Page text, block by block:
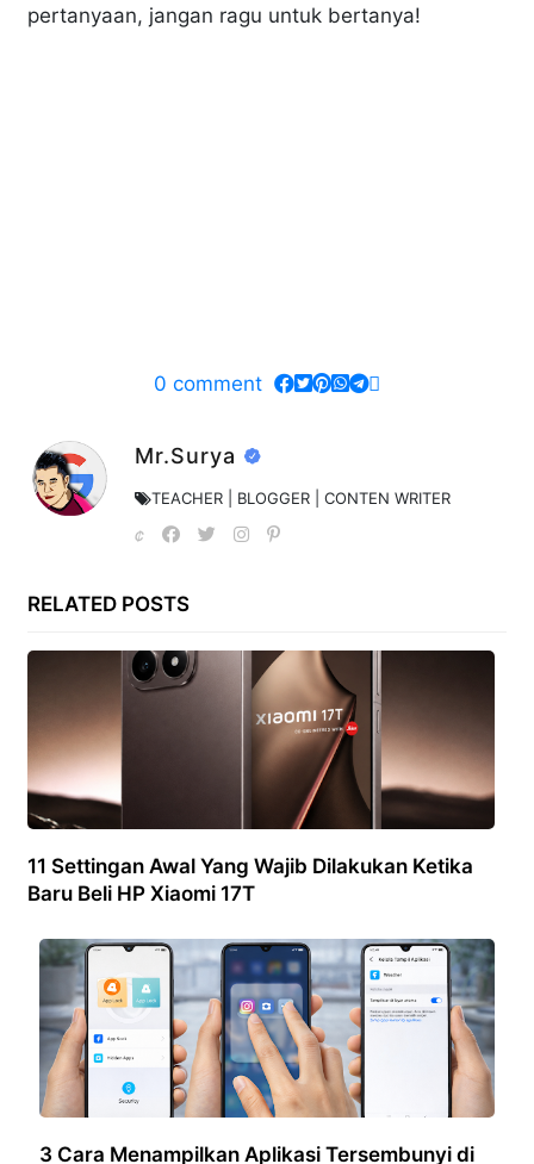
pertanyaan, jangan ragu untuk bertanya!
0 comment
Mr.Surya
TEACHER | BLOGGER | CONTEN WRITER
RELATED POSTS
11 Settingan Awal Yang Wajib Dilakukan Ketika
Baru Beli HP Xiaomi 17T
3 Cara Menampilkan Aplikasi Tersembunyi di